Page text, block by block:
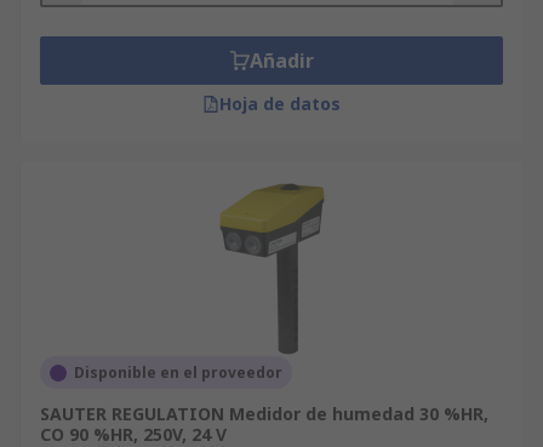
Añadir
Hoja de datos
Disponible en el proveedor
SAUTER REGULATION Medidor de humedad 30 %HR,
CO 90 %HR, 250V, 24 V